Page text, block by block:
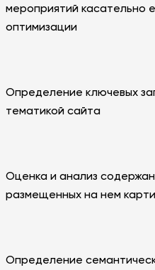
мероприятий касательно
оптимизации
Определение ключевых
тематикой сайта
Оценка и анализ
размещенных на нем
Определение